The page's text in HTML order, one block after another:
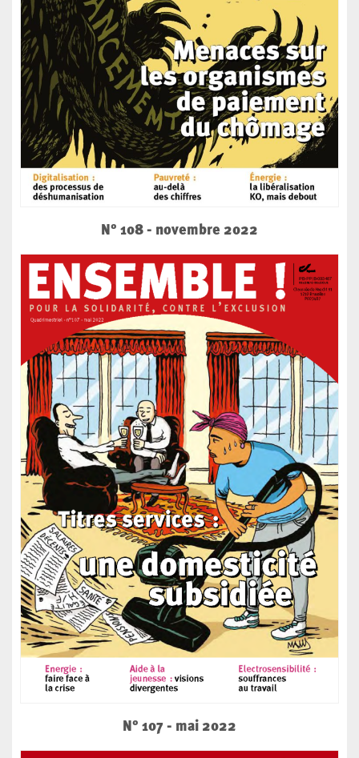
N° 108 - novembre 2022
N° 107 - mai 2022